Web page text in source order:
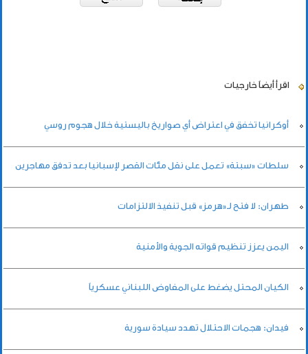
اقرأ أيضاً خارجيات
أوكرانيا تخفق في اعتراض أي صواريخ باليستية خلال هجوم روسي
سلطات «سبتة» تعمل على نقل مئات القصر لإسبانيا بعد تدفق مهاجرين
طهران: لا فتح لـ«هرمز» قبل تنفيذ الالتزامات
اليمن يعزز تنظيم قواته الجوية والأمنية
الكيان المحتل يضغط على المفاوض اللبناني عسكرياً
فيدان: هجمات الاحتلال تهدد سيادة سورية